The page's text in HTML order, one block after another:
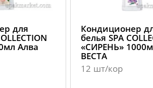
ВЫРУБНЫМИ РУЧКАМИ
ВЛАЖНЫЕ
БУМАГА
УПАКОВКА
ДЛЯ УБОРКИ И ЧИСТКИ
ДЛЯ МЫТЬЯ ПОСУДЫ
для
Алва
Кондиционер
белья SPA
«СИРЕНЬ»
ВЕСТА
12 шт/кор